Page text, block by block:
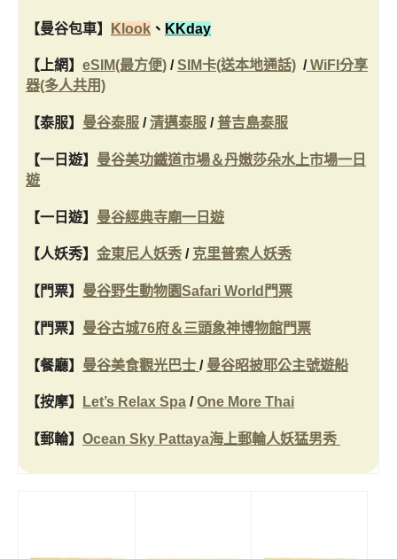
【曼谷包車】 Klook 、 KKday
【上網】 eSIM(最方便) /SIM卡(送本地通話) /WiFI分享
器(多人共用)
【泰服】 曼谷泰服 /清邁泰服 /普吉島泰服
【一日遊】 曼谷美功鐵道市場＆丹嫩莎朵水上市場一日
遊
【一日遊】 曼谷經典寺廟一日遊
【人妖秀】 金東尼人妖秀 / 克里普索人妖秀
【門票】 曼谷野生動物園Safari World門票
【門票】 曼谷古城76府＆三頭象神博物館門票
【餐廳】 曼谷美食觀光巴士 / 曼谷昭披耶公主號遊船
【按摩】 Let’s Relax Spa /One More Thai
【郵輪】 Ocean Sky Pattaya海上郵輪人妖猛男秀